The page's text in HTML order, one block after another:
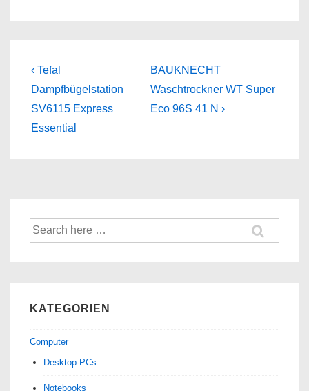
Beitragsnavigation
Previous
Post
is
‹ Tefal
Dampfbügelstation
SV6115 Express
Essential
Next
Post
is
BAUKNECHT
Waschtrockner WT Super
Eco 96S 41 N ›
Suche
nach:
KATEGORIEN
Computer
Desktop-PCs
Notebooks